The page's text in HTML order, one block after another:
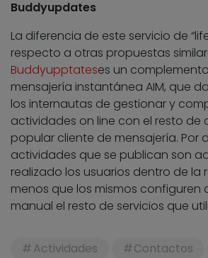
Buddyupdates
La diferencia de este servicio de
respecto a otras propuestas
Buddyupptateses un
mensajería instantánea AIM, que
los internautas de gestionar y
actividades on line con el resto de
popular cliente de mensajería. Por
actividades que se publican son
realizado los usuarios dentro de la
menos que los mismos configuren
manual el resto de servicios que
Actividades Contactos